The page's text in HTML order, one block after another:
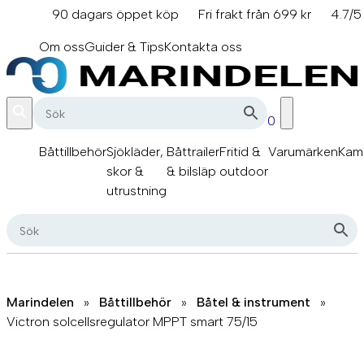
innehåll
90 dagars öppet köp Fri frakt från 699 kr
4.7/
Om ossGuider & TipsKontakta oss
0
BåttillbehörSjökläder,
skor &
utrustning
Båttrailer
& bilsläp
Fritid &
outdoor
Varumärken
Marindelen » Båttillbehör » Båtel & instrument
»
Victron solcellsregulator MPPT smart 75/15